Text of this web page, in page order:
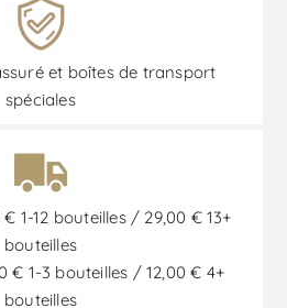
et boîtes de transport
spéciales
€ 1-12 bouteilles / 29,00 € 13+
bouteilles
€ 1-3 bouteilles / 12,00 € 4+
bouteilles